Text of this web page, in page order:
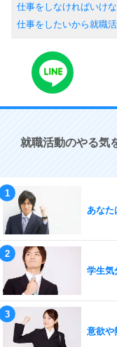
仕事をしなければいけ
仕事をしたいから就職活
就職活動のやる気
あなた
学生気
意欲や